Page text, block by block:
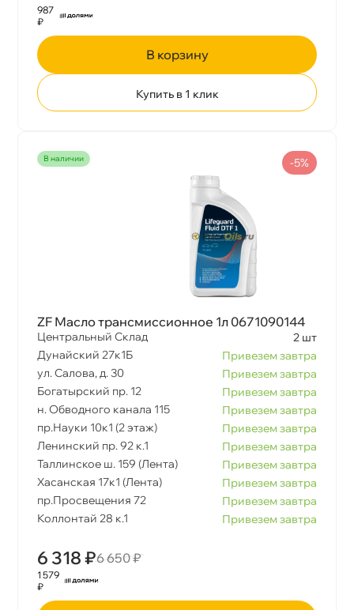
987
₽
корзину
Купить в 1 клик
наличии
ZF Масло трансмиссионное 1л 0671090144
Центральный Склад
2 шт
Дунайский 27к1Б
Привезем завтра
ул. Салова, д. 30
Привезем завтра
Богатырский пр. 12
Привезем завтра
н. Обводного канала 115
Привезем завтра
пр.Науки 10к1 (2 этаж)
Привезем завтра
Ленинский пр. 92 к.1
Привезем завтра
Таллинское ш. 159 (Лента)
Привезем завтра
Хасанская 17к1 (Лента)
Привезем завтра
пр.Просвещения 72
Привезем завтра
Коллонтай 28 к.1
Привезем завтра
6 318 ₽6 650 ₽
-5%
1 579
₽